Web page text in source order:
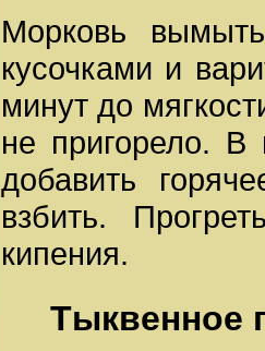
Морковь
кусочками и
минут до
не пригорело. В
добавить
взбить.
кипения.
Тыквенное